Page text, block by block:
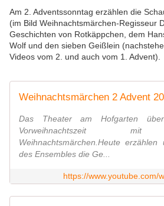
Am 2. Adventssonntag erzählen die
(im Bild Weihnachtsmärchen-Regisseur
Geschichten von Rotkäppchen, dem
Wolf und den sieben Geißlein
Videos vom 2. und auch vom 1. Advent).
Weihnachtsmärchen 2 Advent
Das Theater am Hofgarten
Vorweihnachtszeit mit
Weihnachtsmärchen.Heute
des Ensembles die Ge...
https://www.youtube.com/